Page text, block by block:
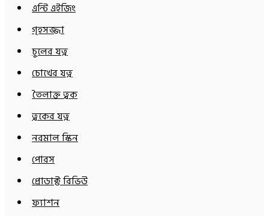
এন্টি এইজিং
গৃহসজ্জা
চুলের যত্ন
চোখের যত্ন
তৈলাক্ত ত্বক
ত্বকের যত্ন
নরমাল স্কিন
পোরস
প্রোডাক্ট রিভিউ
ফ্যাশন